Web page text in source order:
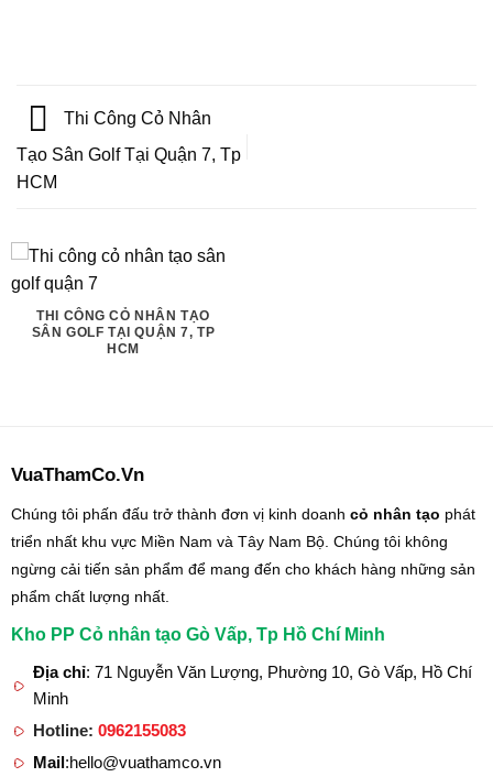
Thi Công Cỏ Nhân
Tạo Sân Golf Tại Quận 7, Tp
HCM
THI CÔNG CỎ NHÂN TẠO
SÂN GOLF TẠI QUẬN 7, TP
HCM
VuaThamCo.Vn
Chúng tôi phấn đấu trở thành đơn vị kinh doanh cỏ nhân tạo phát
triển nhất khu vực Miền Nam và Tây Nam Bộ. Chúng tôi không
ngừng cải tiến sản phẩm để mang đến cho khách hàng những sản
phẩm chất lượng nhất.
Kho PP Cỏ nhân tạo Gò Vấp, Tp Hồ Chí Minh
Địa chỉ: 71 Nguyễn Văn Lượng, Phường 10, Gò Vấp, Hồ Chí
Minh
Hotline: 0962155083
Mail:hello@vuathamco.vn